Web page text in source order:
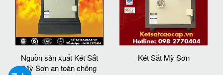
Nguồn sản xuất Két Sắt
Mỹ Sơn an toàn chống
Két Sắt Mỹ Sơn